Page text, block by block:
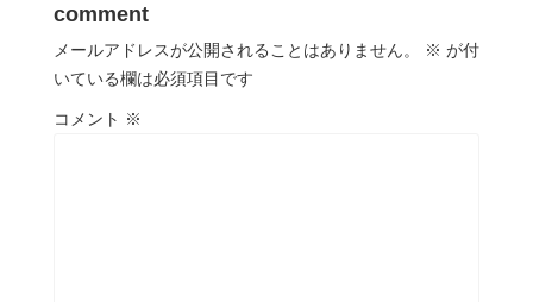
comment
メールアドレスが公開されることはありません。 ※ が付
いている欄は必須項目です
コメント ※